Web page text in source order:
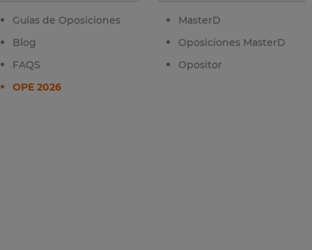
Guías de Oposiciones
Blog
FAQS
OPE 2026
MasterD
Oposiciones MasterD
Opositor